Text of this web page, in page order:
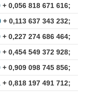
+ 0,056 818 671 616;
+ 0,113 637 343 232;
+ 0,227 274 686 464;
+ 0,454 549 372 928;
+ 0,909 098 745 856;
+ 0,818 197 491 712;